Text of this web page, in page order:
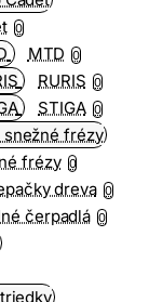
0
MTD 0
RURIS 0
STIGA 0
frézy 0
dreva 0
čerpadlá 0